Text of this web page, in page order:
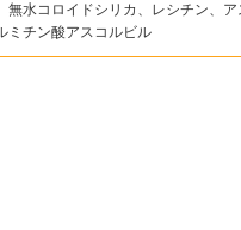
水コロイドシリカ、レシチン、ア
ミチン酸アスコルビル